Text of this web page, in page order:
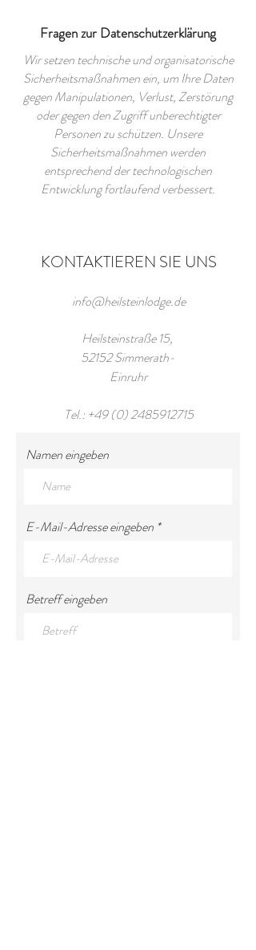
Fragen zur Datenschutzerklärung
Wir setzen technische und organisatorische
Sicherheitsmaßnahmen ein, um Ihre Daten
gegen Manipulationen, Verlust, Zerstörung
oder gegen den Zugriff unberechtigter
Personen zu schützen. Unsere
Sicherheitsmaßnahmen werden
entsprechend der technologischen
Entwicklung fortlaufend verbessert.
KONTAKTIEREN SIE UNS
info@heilsteinlodge.de
Heilsteinstraße 15,
52152 Simmerath-
Einruhr
Tel.: +49 (0) 2485912715
Namen eingeben
E-Mail-Adresse eingeben
Betreff eingeben